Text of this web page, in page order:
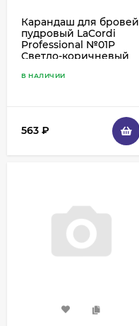
Карандаш для бровей
пудровый LaCordi
Professional №01P
Светло-коричневый
В НАЛИЧИИ
563 ₽